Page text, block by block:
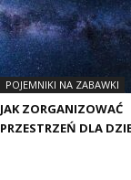
POJEMNIKI NA ZABAWKI
JAK ZORGANIZOWAĆ
PRZESTRZEŃ DLA